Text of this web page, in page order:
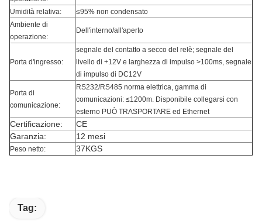
Umidità relativa:
≤95% non condensato
Ambiente di
operazione:
Dell'interno/all'aperto
Porta d'ingresso:
segnale del contatto a secco del relè; segnale del
livello di +12V e larghezza di impulso >100ms, segnale
di impulso di DC12V
Porta di
comunicazione:
RS232/RS485 norma elettrica, gamma di
comunicazioni: ≤1200m. Disponibile collegarsi con
esterno PUÒ TRASPORTARE ed Ethernet
Certificazione:
CE
Garanzia:
12 mesi
Peso netto: 37KGS
Tag: